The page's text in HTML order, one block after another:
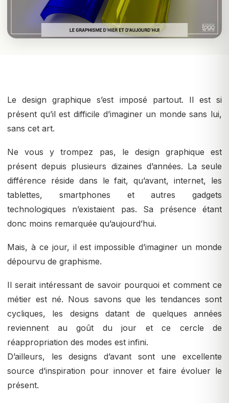
Le design graphique s’est imposé partout. Il est si
présent qu’il est difficile d’imaginer un monde sans lui,
sans cet art.
Ne vous y trompez pas, le design graphique est
présent depuis plusieurs dizaines d’années. La seule
différence réside dans le fait, qu’avant, internet, les
tablettes, smartphones et autres gadgets
technologiques n’existaient pas. Sa présence étant
donc moins remarquée qu’aujourd’hui.
Mais, à ce jour, il est impossible d’imaginer un monde
dépourvu de graphisme.
Il serait intéressant de savoir pourquoi et comment ce
métier est né. Nous savons que les tendances sont
cycliques, les designs datant de quelques années
reviennent au goût du jour et ce cercle de
réappropriation des modes est infini.
D’ailleurs, les designs d’avant sont une excellente
source d’inspiration pour innover et faire évoluer le
présent.